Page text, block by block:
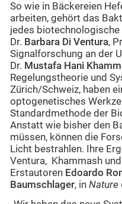
So wie in Bäckereien
arbeiten, gehört das
jedes biotechnologische
Dr. Barbara Di Ventura,
Signalforschung an der
Dr. Mustafa Hani
Regelungstheorie und
Zürich/Schweiz, haben
optogenetisches
Standardmethode der
Anstatt wie bisher den
müssen, können die
Licht bestrahlen. Ihre
Ventura, Khammash
Erstautoren Edoardo
Baumschlager, in Nature